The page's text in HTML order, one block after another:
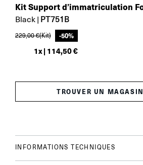
Kit Support d’immatriculation
Black | PT751B
229,00 €(Kit) -50%
1x | 114,50 €
TROUVER UN MAGASIN
INFORMATIONS TECHNIQUES